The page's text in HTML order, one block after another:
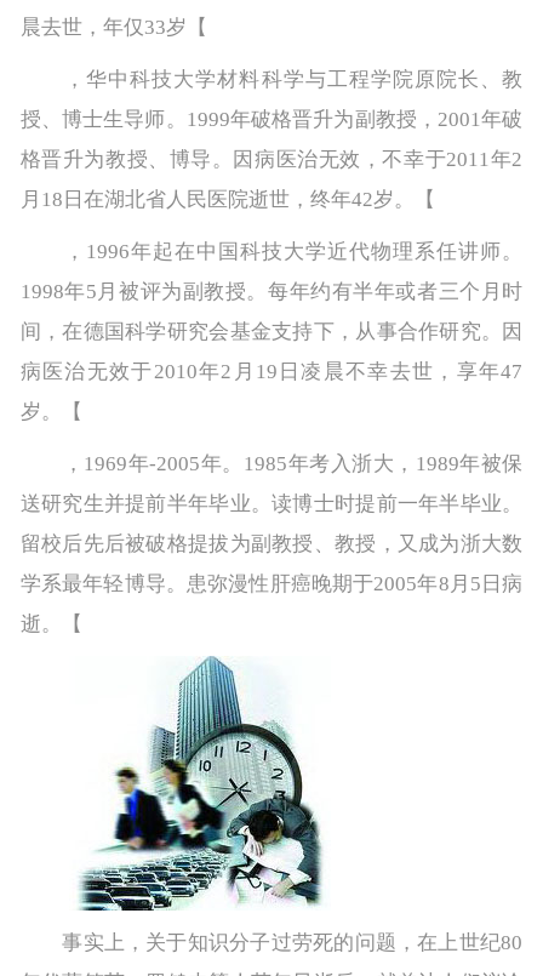
晨去世，年仅33岁【
，华中科技大学材料科学与工程学院原院长、教
授、博士生导师。1999年破格晋升为副教授，2001年破
格晋升为教授、博导。因病医治无效，不幸于2011年2
月18日在湖北省人民医院逝世，终年42岁。【
，1996年起在中国科技大学近代物理系任讲师。
1998年5月被评为副教授。每年约有半年或者三个月时
间，在德国科学研究会基金支持下，从事合作研究。因
病医治无效于2010年2月19日凌晨不幸去世，享年47
岁。【
，1969年-2005年。1985年考入浙大，1989年被保
送研究生并提前半年毕业。读博士时提前一年半毕业。
留校后先后被破格提拔为副教授、教授，又成为浙大数
学系最年轻博导。患弥漫性肝癌晚期于2005年8月5日病
逝。【
事实上，关于知识分子过劳死的问题，在上世纪80